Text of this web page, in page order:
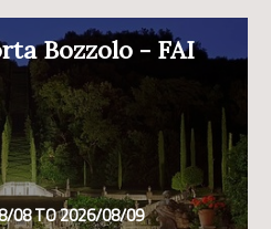
Bozzolo - FAI
08 TO 2026/08/09